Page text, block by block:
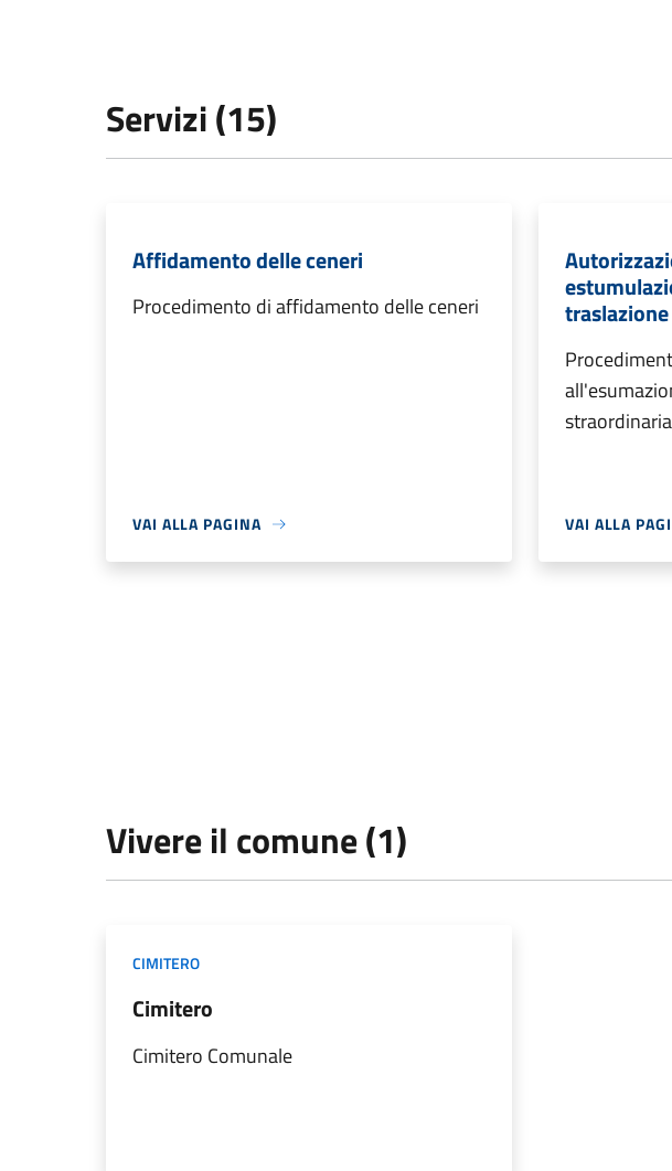
Servizi (15)
Affidamento delle ceneri
Procedimento di affidamento delle ceneri
VAI ALLA PAGINA
traslazione
VAI ALLA
Vivere il comune (1)
CIMITERO
Cimitero
Cimitero Comunale